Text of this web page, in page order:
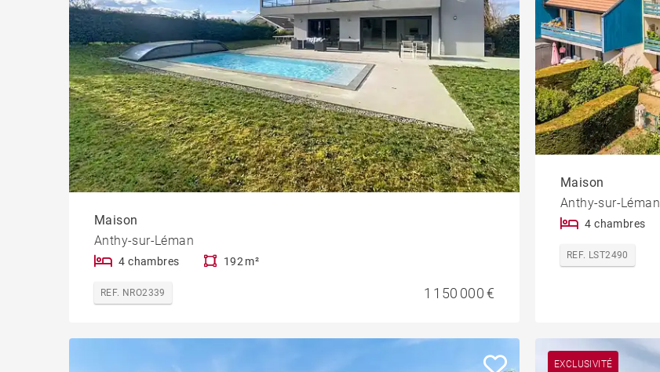
Maison
Anthy-sur-Léman
4 chambres 192 m²
REF. NRO2339 1 150 000 €
Maison
Anthy-sur-Léman
4 chambres
REF. LST2490
EXCLUSIVITÉ